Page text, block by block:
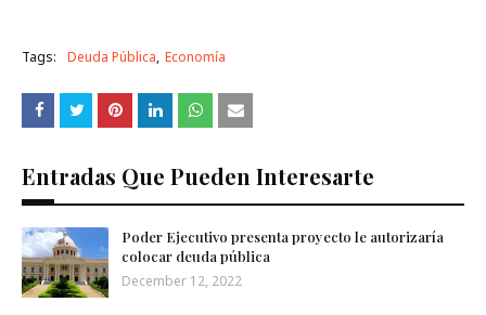
Tags: Deuda Pública Economía
Entradas Que Pueden Interesarte
Poder Ejecutivo presenta proyecto le autorizaría
colocar deuda pública
December 12, 2022